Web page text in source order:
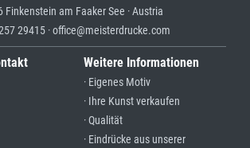
Finkenstein am Faaker See · Austria
29415 · office@meisterdrucke.com
Weitere Informationen
· Eigenes Motiv
· Ihre Kunst verkaufen
· Qualität
· Eindrücke aus unserer